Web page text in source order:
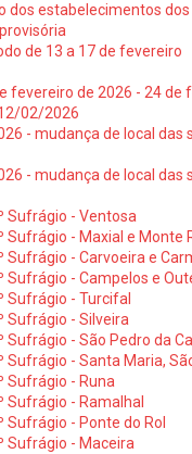
dos estabelecimentos dos
de 13 a 17 de fevereiro
fevereiro de 2026 - 24 de
02/2026
- mudança de local das
- mudança de local das
Sufrágio - Ventosa
Sufrágio - Maxial e Monte
Sufrágio - Carvoeira e
- Campelos e
Sufrágio - Turcifal
Sufrágio - Silveira
Sufrágio - São Pedro da
Sufrágio - Santa Maria,
Sufrágio - Runa
Sufrágio - Ramalhal
- Ponte do Rol
Sufrágio - Maceira